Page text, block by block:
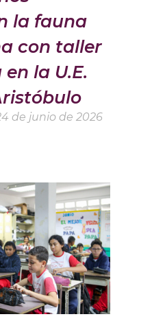
la fauna
con taller
la U.E.
de junio de 2026